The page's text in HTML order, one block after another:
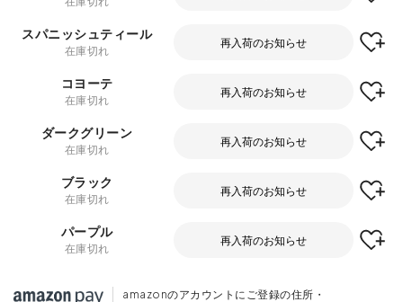
スパニッシュティール
在庫切れ
再入荷のお知らせ
コヨーテ
在庫切れ
再入荷のお知らせ
ダークグリーン
在庫切れ
再入荷のお知らせ
ブラック
在庫切れ
再入荷のお知らせ
パープル
在庫切れ
再入荷のお知らせ
amazonのアカウントにご登録の住所・